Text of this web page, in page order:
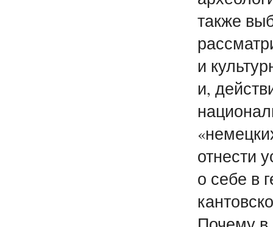
также
и
и,
отнести
о себе в